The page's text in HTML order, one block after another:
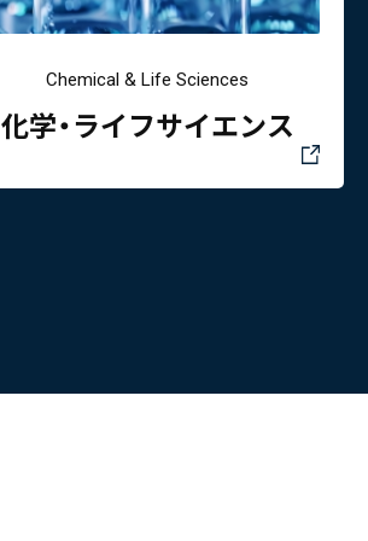
Chemical & Life Sciences
化学・ライフサイエンス